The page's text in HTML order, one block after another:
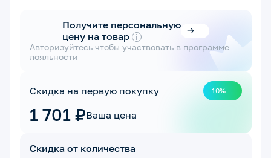
Получите персональную
цену на товар i
Авторизуйтесь чтобы участвовать в программе
лояльности
Скидка на первую покупку 10%
1 701 ₽Ваша цена
Скидка от количества